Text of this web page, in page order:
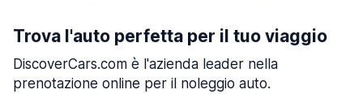
Trova l'auto perfetta per il tuo viaggio
DiscoverCars.com è l'azienda leader nella
prenotazione online per il noleggio auto.